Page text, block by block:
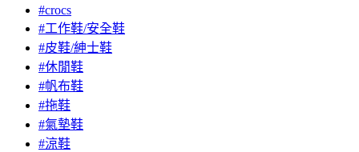
#crocs
#工作鞋/安全鞋
#皮鞋/紳士鞋
#休閒鞋
#帆布鞋
#拖鞋
#氣墊鞋
#涼鞋